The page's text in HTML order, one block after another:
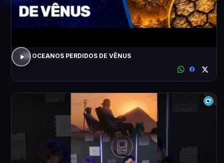
OS OCEANOS PERDIDOS DE VÊNUS